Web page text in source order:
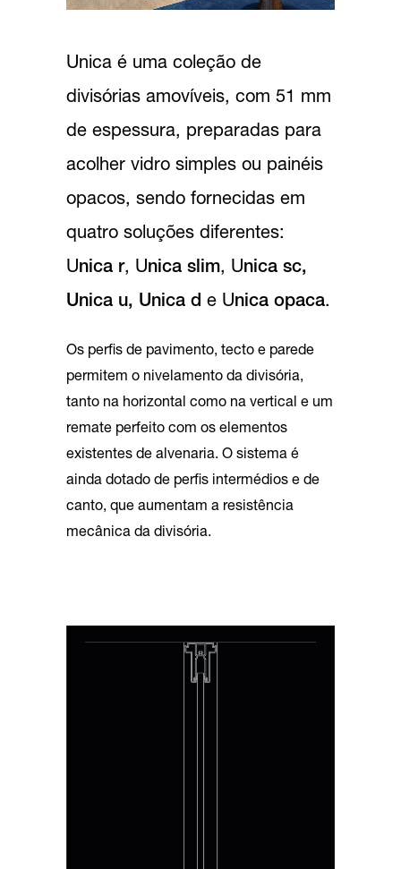
Unica é uma coleção de
divisórias amovíveis, com 51 mm
de espessura, preparadas para
acolher vidro simples ou painéis
opacos, sendo fornecidas em
quatro soluções diferentes:
Unica r, Unica slim, Unica sc,
Unica u, Unica d e Unica opaca.
Os perfis de pavimento, tecto e parede
permitem o nivelamento da divisória,
tanto na horizontal como na vertical e um
remate perfeito com os elementos
existentes de alvenaria. O sistema é
ainda dotado de perfis intermédios e de
canto, que aumentam a resistência
mecânica da divisória.